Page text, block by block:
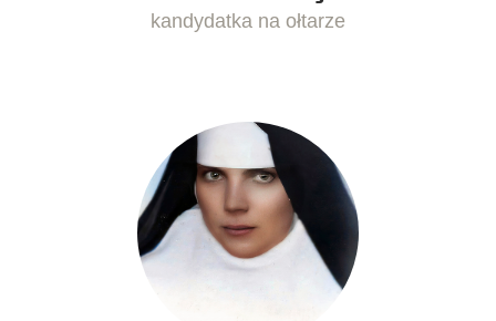
kandydatka na ołtarze